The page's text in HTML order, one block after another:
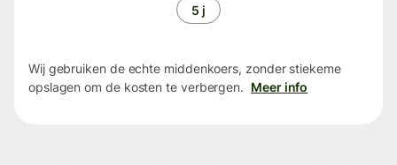
5 j
Wij gebruiken de echte middenkoers, zonder stiekeme
opslagen om de kosten te verbergen. Meer info